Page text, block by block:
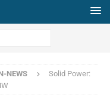
NEWS
Solid Power: